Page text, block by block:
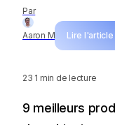
Par
Aaron M Lire l'article
23 1 min de lecture
9 meilleurs